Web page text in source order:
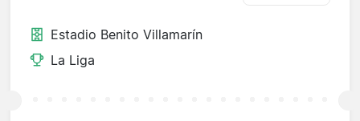
Estadio Benito Villamarín
La Liga